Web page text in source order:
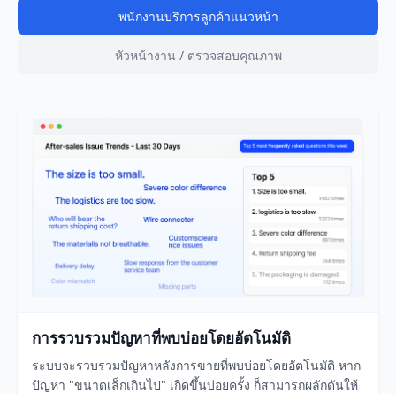
พนักงานบริการลูกค้าแนวหน้า
หัวหน้างาน / ตรวจสอบคุณภาพ
การรวบรวมปัญหาที่พบบ่อยโดยอัตโนมัติ
ระบบจะรวบรวมปัญหาหลังการขายที่พบบ่อยโดยอัตโนมัติ หาก
ปัญหา "ขนาดเล็กเกินไป" เกิดขึ้นบ่อยครั้ง ก็สามารถผลักดันให้